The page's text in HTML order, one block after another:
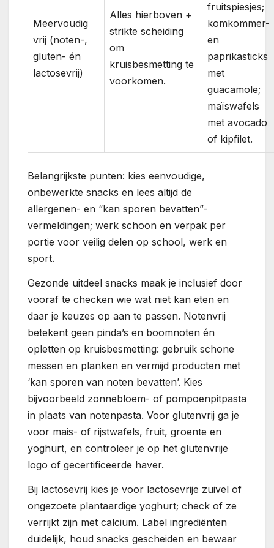
Meervoudig
vrij (noten-,
gluten- én
lactosevrij)
Alles hierboven +
strikte scheiding
om
kruisbesmetting te
voorkomen.
fruitspiesjes;
komkommer-
en
paprikasticks
met
guacamole;
maïswafels
met avocado
of kipfilet.
Belangrijkste punten: kies eenvoudige,
onbewerkte snacks en lees altijd de
allergenen- en “kan sporen bevatten”-
vermeldingen; werk schoon en verpak per
portie voor veilig delen op school, werk en
sport.
Gezonde uitdeel snacks maak je inclusief door
vooraf te checken wie wat niet kan eten en
daar je keuzes op aan te passen. Notenvrij
betekent geen pinda’s en boomnoten én
opletten op kruisbesmetting: gebruik schone
messen en planken en vermijd producten met
‘kan sporen van noten bevatten’. Kies
bijvoorbeeld zonnebloem- of pompoenpitpasta
in plaats van notenpasta. Voor glutenvrij ga je
voor mais- of rijstwafels, fruit, groente en
yoghurt, en controleer je op het glutenvrije
logo of gecertificeerde haver.
Bij lactosevrij kies je voor lactosevrije zuivel of
ongezoete plantaardige yoghurt; check of ze
verrijkt zijn met calcium. Label ingrediënten
duidelijk, houd snacks gescheiden en bewaar